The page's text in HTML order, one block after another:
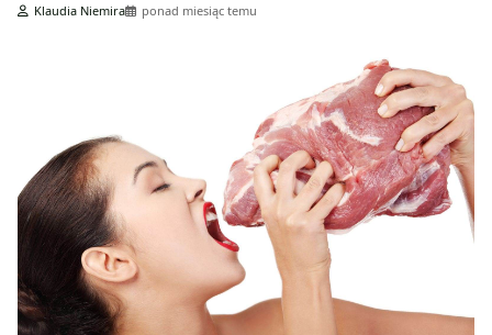
Klaudia Niemira ponad miesiąc temu